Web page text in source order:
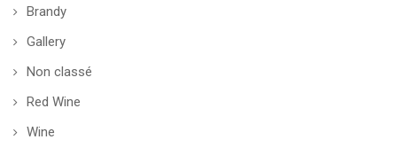
Brandy
Gallery
Non classé
Red Wine
Wine